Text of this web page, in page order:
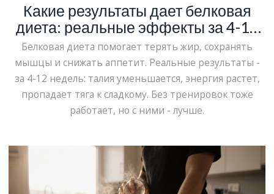
Какие результаты дает белковая
диета: реальные эффекты за 4-12
недель
Белковая диета помогает терять жир, сохранять
мышцы и снижать аппетит. Реальные результаты -
за 4-12 недель: талия уменьшается, энергия растет,
пропадает тяга к сладкому. Без тренировок тоже
работает, но с ними - лучше.